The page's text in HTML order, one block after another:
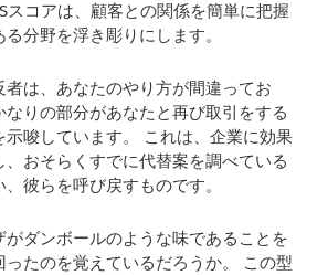
スコアは、顧客との関係を簡単に把握
分野を浮き彫りにします。
者は、あなたのやり方が間違ってお
なりの部分があなたと再び取引をする
示唆しています。 これは、企業に効果
、おそらくすでに代替案を調べている
彼らを呼び戻すものです。
がダンボールのような味であることを
たのを覚えているだろうか。 この型